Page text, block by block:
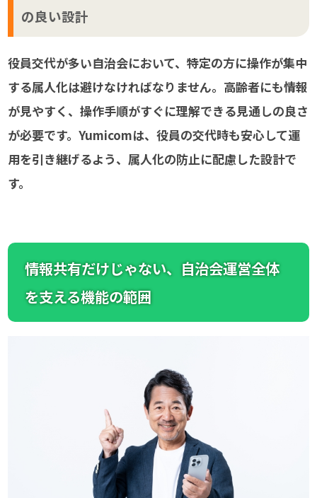
の良い設計
役員交代が多い自治会において、特定の方に操作が集中
する属人化は避けなければなりません。高齢者にも情報
が見やすく、操作手順がすぐに理解できる見通しの良さ
が必要です。Yumicomは、役員の交代時も安心して運
用を引き継げるよう、属人化の防止に配慮した設計で
す。
情報共有だけじゃない、自治会運営全体
を支える機能の範囲